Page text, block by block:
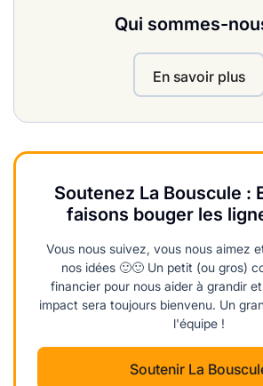
Qui sommes-
En savoir plus
Soutenez La Bouscule :
faisons bouger les
Vous nous suivez, vous nous aimez
nos idées 🙂🙂 Un petit (ou gros)
financier pour nous aider à grandir
impact sera toujours bienvenu. Un
l'équipe !
Soutenir La